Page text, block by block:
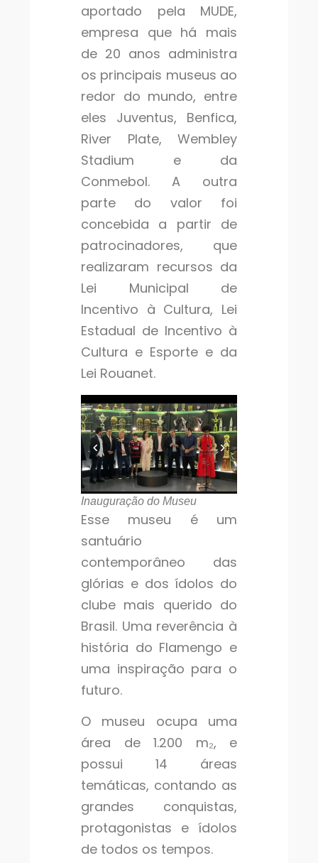
aportado pela MUDE,
empresa que há mais
de 20 anos administra
os principais museus ao
redor do mundo, entre
eles Juventus, Benfica,
River Plate, Wembley
Stadium e da
Conmebol. A outra
parte do valor foi
concebida a partir de
patrocinadores, que
realizaram recursos da
Lei Municipal de
Incentivo à Cultura, Lei
Estadual de Incentivo à
Cultura e Esporte e da
Lei Rouanet.
Inauguração do Museu
Esse museu é um
santuário
contemporâneo das
glórias e dos ídolos do
clube mais querido do
Brasil. Uma reverência à
história do Flamengo e
uma inspiração para o
futuro.
O museu ocupa uma
área de 1.200 m₂, e
possui 14 áreas
temáticas, contando as
grandes conquistas,
protagonistas e ídolos
de todos os tempos.